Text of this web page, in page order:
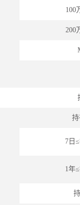
100
200
7日
1年